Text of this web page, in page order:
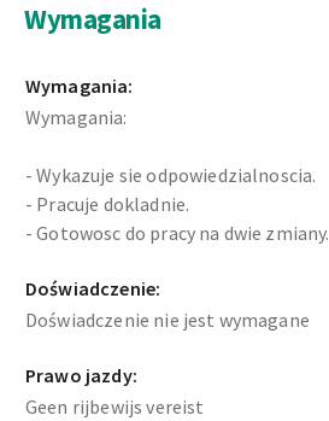
Wymagania
Wymagania:
Wymagania:
- Wykazuje sie odpowiedzialnoscia.
- Pracuje dokladnie.
- Gotowosc do pracy na dwie zmiany.
Doświadczenie:
Doświadczenie nie jest wymagane
Prawo jazdy:
Geen rijbewijs vereist